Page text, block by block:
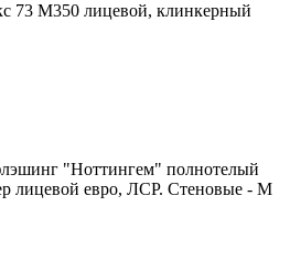
73 М350 лицевой, клинкерный
"Ноттингем" полнотелый
лицевой евро, ЛСР. Стеновые - М